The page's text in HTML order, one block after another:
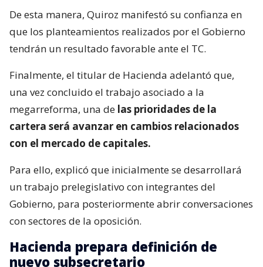
De esta manera, Quiroz manifestó su confianza en
que los planteamientos realizados por el Gobierno
tendrán un resultado favorable ante el TC.
Finalmente, el titular de Hacienda adelantó que,
una vez concluido el trabajo asociado a la
megarreforma, una de las prioridades de la
cartera será avanzar en cambios relacionados
con el mercado de capitales.
Para ello, explicó que inicialmente se desarrollará
un trabajo prelegislativo con integrantes del
Gobierno, para posteriormente abrir conversaciones
con sectores de la oposición.
Hacienda prepara definición de
nuevo subsecretario